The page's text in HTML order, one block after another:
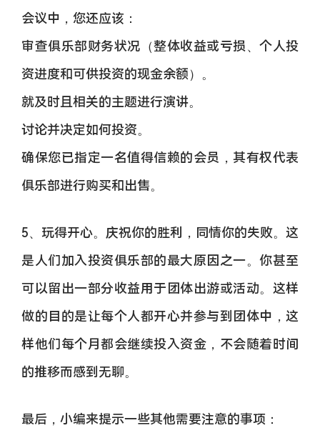
会议中，您还应该：
审查俱乐部财务状况（整体收益或亏损、个人投
资进度和可供投资的现金余额）。
就及时且相关的主题进行演讲。
讨论并决定如何投资。
确保您已指定一名值得信赖的会员，其有权代表
俱乐部进行购买和出售。
5、玩得开心。庆祝你的胜利，同情你的失败。这
是人们加入投资俱乐部的最大原因之一。你甚至
可以留出一部分收益用于团体出游或活动。这样
做的目的是让每个人都开心并参与到团体中，这
样他们每个月都会继续投入资金，不会随着时间
的推移而感到无聊。
最后，小编来提示一些其他需要注意的事项：